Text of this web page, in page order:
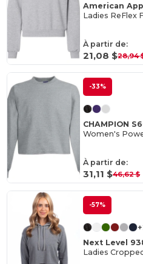
American
Ladies ReFlex
À partir de:
21,08 $28,94
-33%
CHAMPION
Women's
À partir de:
31,11 $46,62 $
-57%
Next Level
Ladies